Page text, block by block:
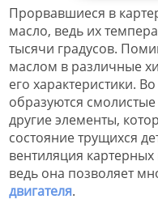
Прорвавшиеся в
масло, ведь их
тысячи градусов.
маслом в различные
его характеристики.
образуются
другие элементы,
состояние трущихся
вентиляция
ведь она позволяет
двигателя.